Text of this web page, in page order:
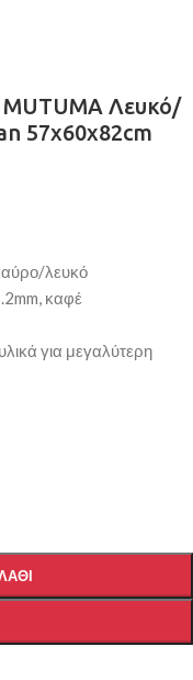
Λευκό/
57x60x82cm
λευκό
καφέ
για μεγαλύτερη